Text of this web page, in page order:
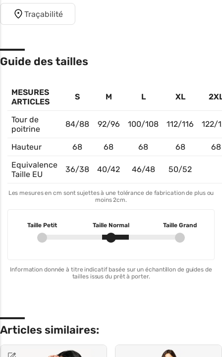
Traçabilité
Guide des tailles
MESURES
ARTICLES
S M L XL
Tour de
poitrine
84/88 92/96 100/108 112/116 122/
Hauteur 68 68 68 68
68
Equivalence
Taille EU
36/38 40/42 46/48 50/52
Les mesures en cm sont sujettes à une tolérance de fabrication de plus ou
moins 2cm.
Taille Petit Taille Normal Taille Grand
Information donnée à titre indicatif basée sur un échantillon de guides de
tailles issus du prêt à porter.
Articles similaires: